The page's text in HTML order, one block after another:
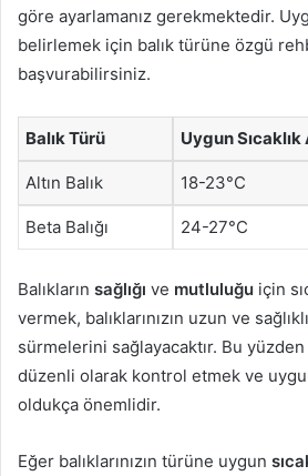
göre ayarlamanız gerekmektedir.
belirlemek için balık türüne özgü
başvurabilirsiniz.
Balık Türü Uygun Sıcaklık
Altın Balık 18-23°C
Beta Balığı 24-27°C
Balıkların sağlığı ve mutluluğu için
vermek, balıklarınızın uzun ve
sürmelerini sağlayacaktır. Bu yüzden
düzenli olarak kontrol etmek ve
oldukça önemlidir.
Eğer balıklarınızın türüne uygun